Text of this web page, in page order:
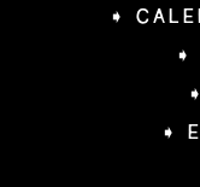
➧
➧
➧
➧